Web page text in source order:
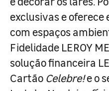
exclusivas e
com espaços
Fidelidade LEROY
solução financeira
Cartão Celebre!e o